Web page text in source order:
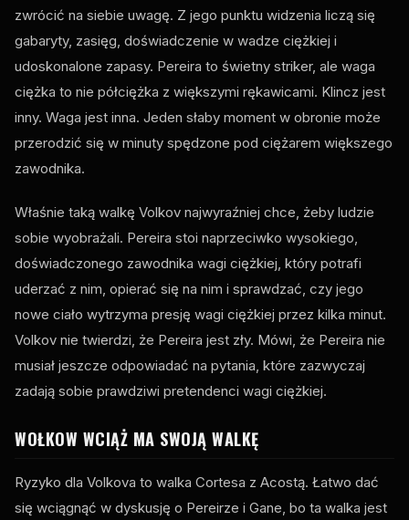
zwrócić na siebie uwagę. Z jego punktu widzenia liczą się
gabaryty, zasięg, doświadczenie w wadze ciężkiej i
udoskonalone zapasy. Pereira to świetny striker, ale waga
ciężka to nie półciężka z większymi rękawicami. Klincz jest
inny. Waga jest inna. Jeden słaby moment w obronie może
przerodzić się w minuty spędzone pod ciężarem większego
zawodnika.
Właśnie taką walkę Volkov najwyraźniej chce, żeby ludzie
sobie wyobrażali. Pereira stoi naprzeciwko wysokiego,
doświadczonego zawodnika wagi ciężkiej, który potrafi
uderzać z nim, opierać się na nim i sprawdzać, czy jego
nowe ciało wytrzyma presję wagi ciężkiej przez kilka minut.
Volkov nie twierdzi, że Pereira jest zły. Mówi, że Pereira nie
musiał jeszcze odpowiadać na pytania, które zazwyczaj
zadają sobie prawdziwi pretendenci wagi ciężkiej.
WOŁKOW WCIĄŻ MA SWOJĄ WALKĘ
Ryzyko dla Volkova to walka Cortesa z Acostą. Łatwo dać
się wciągnąć w dyskusję o Pereirze i Gane, bo ta walka jest